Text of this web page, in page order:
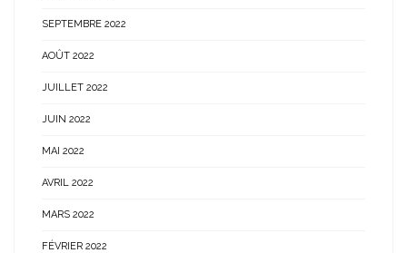
SEPTEMBRE 2022
AOÛT 2022
JUILLET 2022
JUIN 2022
MAI 2022
AVRIL 2022
MARS 2022
FÉVRIER 2022